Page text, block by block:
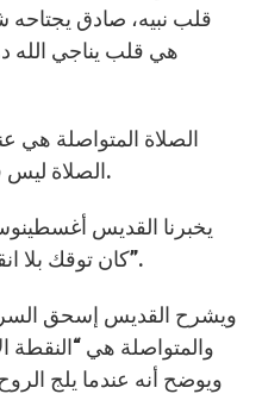
قلب نبيه، صادق يجتاحه
هي قلب يناجي
الصلاة المتواصلة هي
الصلاة ليس فقط كفعل، بل كحالة وجودية.
يخبرنا القديس
كان توقك بلا انقطاع، فبلا انقطاع أيضًا صلاتك”.
ويشرح القديس إسحق
والمتواصلة هي
ويوضح أنه عندما يلج